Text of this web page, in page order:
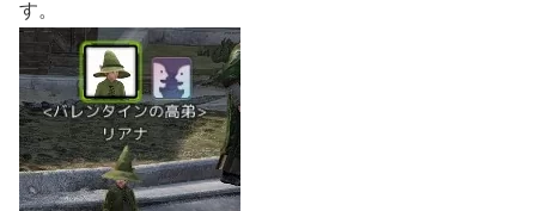
す。